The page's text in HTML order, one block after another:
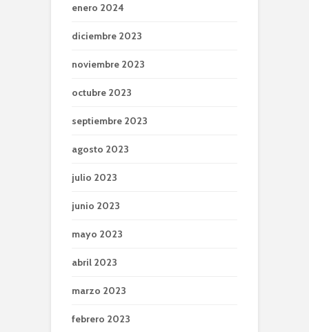
enero 2024
diciembre 2023
noviembre 2023
octubre 2023
septiembre 2023
agosto 2023
julio 2023
junio 2023
mayo 2023
abril 2023
marzo 2023
febrero 2023